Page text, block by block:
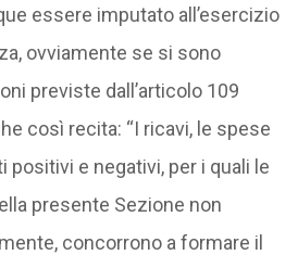
essere imputato all’esercizio
ovviamente se si sono
previste dall’articolo 109
così recita: “I ricavi, le spese
positivi e negativi, per i quali le
presente Sezione non
concorrono a formare il